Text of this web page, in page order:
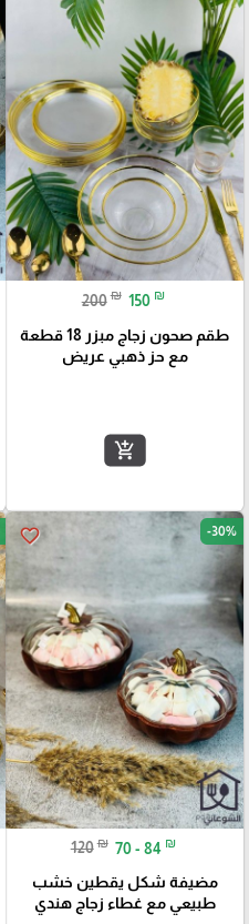
200 ₪ 150 ₪
طقم صحون زجاج مبزر 18 قطعة
مع حز ذهبي عريض
add_shopping_cart
favorite_border -30%
120 ₪ 70 - 84 ₪
مضيفة شكل يقطين خشب
طبيعي مع غطاء زجاج هندي